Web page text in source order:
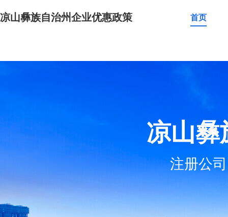
凉山彝族自治州企业优惠政策 首页
凉山
注册公